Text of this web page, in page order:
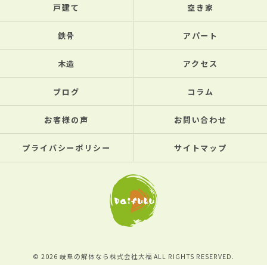
戸建て 空き家
鉄骨 アパート
木造 アクセス
ブログ コラム
お客様の声 お問い合わせ
プライバシーポリシー サイトマップ
© 2026 岐阜の解体なら株式会社大福 ALL RIGHTS RESERVED.